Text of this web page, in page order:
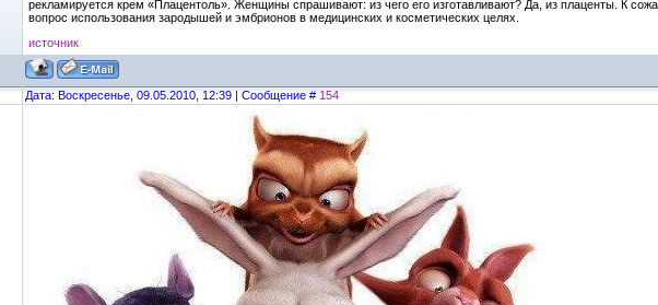
рекламируется крем «Плацентоль». Женщины спрашивают: из чего его изготавливают? Да, из плаценты. К
вопрос использования зародышей и эмбрионов в медицинских и косметических целях.
источник
Дата: Воскресенье, 09.05.2010, 12:39 | Сообщение # 154